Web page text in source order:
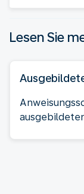
Lesen Sie